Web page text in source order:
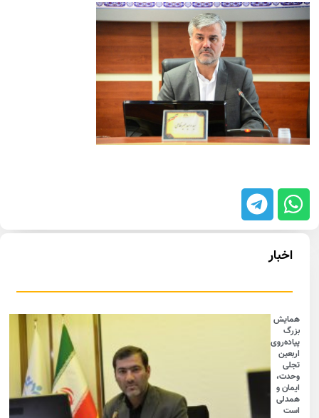
اخبار
همایش
بزرگ
پیاده‌روی
اربعین
تجلی
وحدت،
ایمان و
همدلی
است